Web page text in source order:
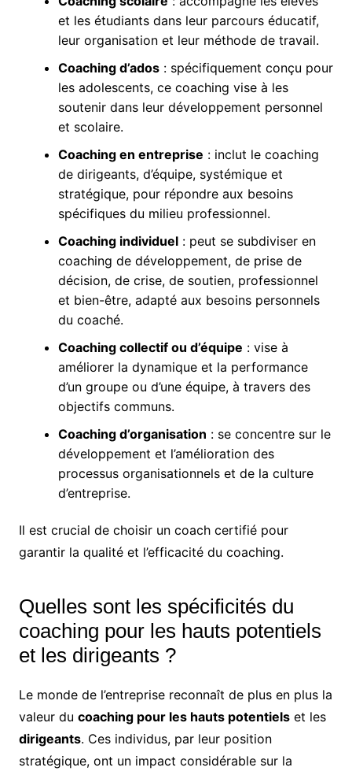
et les étudiants dans leur parcours éducatif,
leur organisation et leur méthode de travail.
Coaching d’ados: spécifiquement conçu pour
les adolescents, ce coaching vise à les
soutenir dans leur développement personnel
et scolaire.
Coaching en entreprise : inclut le coaching
de dirigeants, d’équipe, systémique et
stratégique, pour répondre aux besoins
spécifiques du milieu professionnel.
Coaching individuel: peut se subdiviser en
coaching de développement, de prise de
décision, de crise, de soutien, professionnel
et bien-être, adapté aux besoins personnels
du coaché.
Coaching collectif ou d’équipe : vise à
améliorer la dynamique et la performance
d’un groupe ou d’une équipe, à travers des
objectifs communs.
Coaching d’organisation : se concentre sur le
développement et l’amélioration des
processus organisationnels et de la culture
d’entreprise.
Il est crucial de choisir un coach certifié pour
garantir la qualité et l’efficacité du coaching.
Quelles sont les spécificités du
coaching pour les hauts potentiels
et les dirigeants ?
Le monde de l’entreprise reconnaît de plus en plus la
valeur du coaching pour les hauts potentielset les
dirigeants. Ces individus, par leur position
stratégique, ont un impact considérable sur la